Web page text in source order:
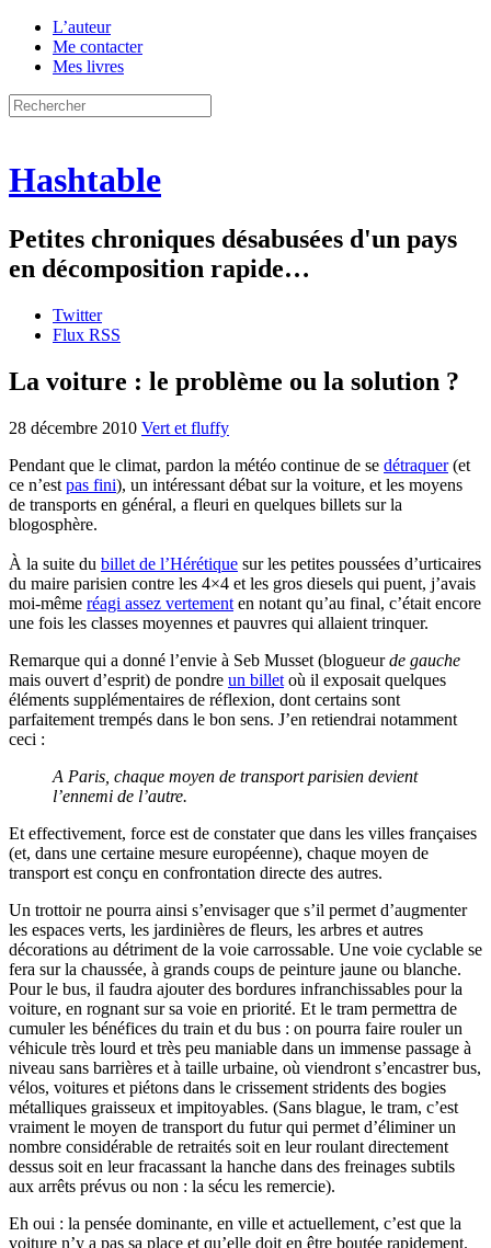
L’auteur
Me contacter
Mes livres
Hashtable
Petites chroniques désabusées d'un pays
en décomposition rapide…
Twitter
Flux RSS
La voiture : le problème ou la solution ?
28 décembre 2010 Vert et fluffy
Pendant que le climat, pardon la météo continue de se détraquer(et
ce n’est pas fini), un intéressant débat sur la voiture, et les moyens
de transports en général, a fleuri en quelques billets sur la
blogosphère.
À la suite du billet de l’Hérétique sur les petites poussées d’urticaires
du maire parisien contre les 4×4 et les gros diesels qui puent, j’avais
moi-même réagi assez vertement en notant qu’au final, c’était encore
une fois les classes moyennes et pauvres qui allaient trinquer.
Remarque qui a donné l’envie à Seb Musset (blogueurde gauche
mais ouvert d’esprit) de pondre un billet où il exposait quelques
éléments supplémentaires de réflexion, dont certains sont
parfaitement trempés dans le bon sens. J’en retiendrai notamment
ceci :
A Paris, chaque moyen de transport parisien devient
l’ennemi de l’autre.
Et effectivement, force est de constater que dans les villes françaises
(et, dans une certaine mesure européenne), chaque moyen de
transport est conçu en confrontation directe des autres.
Un trottoir ne pourra ainsi s’envisager que s’il permet d’augmenter
les espaces verts, les jardinières de fleurs, les arbres et autres
décorations au détriment de la voie carrossable. Une voie cyclable se
fera sur la chaussée, à grands coups de peinture jaune ou blanche.
Pour le bus, il faudra ajouter des bordures infranchissables pour la
voiture, en rognant sur sa voie en priorité. Et le tram permettra de
cumuler les bénéfices du train et du bus : on pourra faire rouler un
véhicule très lourd et très peu maniable dans un immense passage à
niveau sans barrières et à taille urbaine, où viendront s’encastrer bus,
vélos, voitures et piétons dans le crissement stridents des bogies
métalliques graisseux et impitoyables. (Sans blague, le tram, c’est
vraiment le moyen de transport du futur qui permet d’éliminer un
nombre considérable de retraités soit en leur roulant directement
dessus soit en leur fracassant la hanche dans des freinages subtils
aux arrêts prévus ou non : la sécu les remercie).
Eh oui : la pensée dominante, en ville et actuellement, c’est que la
voiture n’y a pas sa place et qu’elle doit en être boutée rapidement.